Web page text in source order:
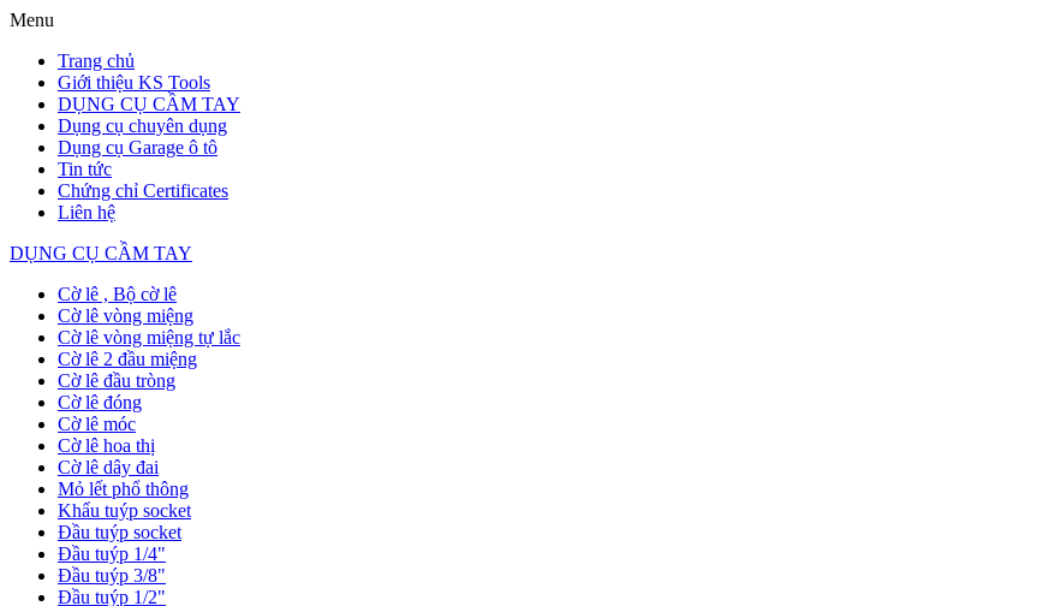
Menu
Trang chủ
Giới thiệu KS Tools
DỤNG CỤ CẦM TAY
Dụng cụ chuyên dụng
Dụng cụ Garage ô tô
Tin tức
Chứng chỉ Certificates
Liên hệ
DỤNG CỤ CẦM TAY
Cờ lê , Bộ cờ lê
Cờ lê vòng miệng
Cờ lê vòng miệng tự lắc
Cờ lê 2 đầu miệng
Cờ lê đầu tròng
Cờ lê đóng
Cờ lê móc
Cờ lê hoa thị
Cờ lê dây đai
Mỏ lết phổ thông
Khẩu tuýp socket
Đầu tuýp socket
Đầu tuýp 1/4"
Đầu tuýp 3/8"
Đầu tuýp 1/2"